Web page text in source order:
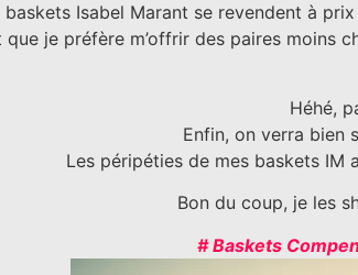
Isabel Marant se revendent à
que je préfère m’offrir des paires moins
Héhé,
Enfin, on verra bien
Les péripéties de mes baskets IM
Bon du coup, je les
# Baskets